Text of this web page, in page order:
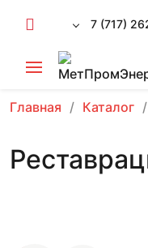
7 (717)
Главная Каталог